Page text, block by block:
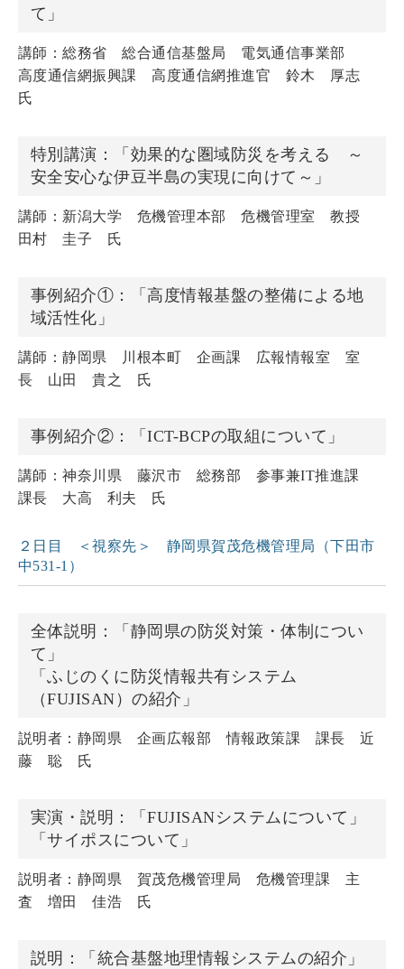
て」
講師：総務省 総合通信基盤局 電気通信事業部
高度通信網振興課 高度通信網推進官 鈴木 厚志
氏
特別講演：「効果的な圏域防災を考える ～
安全安心な伊豆半島の実現に向けて～」
講師：新潟大学 危機管理本部 危機管理室 教授
田村 圭子 氏
事例紹介①：「高度情報基盤の整備による地
域活性化」
講師：静岡県 川根本町 企画課 広報情報室 室
長 山田 貴之 氏
事例紹介②：「ICT-BCPの取組について」
講師：神奈川県 藤沢市 総務部 参事兼IT推進課
課長 大高 利夫 氏
２日目 ＜視察先＞ 静岡県賀茂危機管理局（下田市
中531-1）
全体説明：「静岡県の防災対策・体制につい
て」
「ふじのくに防災情報共有システム
（FUJISAN）の紹介」
説明者：静岡県 企画広報部 情報政策課 課長 近
藤 聡 氏
実演・説明：「FUJISANシステムについて」
「サイポスについて」
説明者：静岡県 賀茂危機管理局 危機管理課 主
査 増田 佳浩 氏
説明：「統合基盤地理情報システムの紹介」